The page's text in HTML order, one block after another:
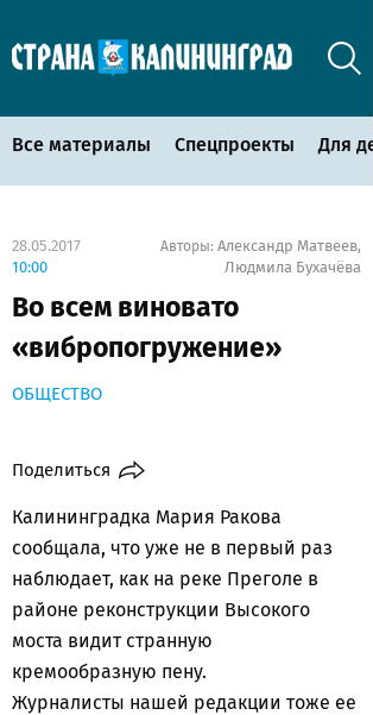
Все материалы Спецпроекты Для
28.05.2017
10:00
Авторы: Александр Матвеев,
Людмила Бухачёва
Во всем виновато
«вибропогружение»
ОБЩЕСТВО
Поделиться
Калининградка Мария Ракова
сообщала, что уже не в первый раз
наблюдает, как на реке Преголе в
районе реконструкции Высокого
моста видит странную
кремообразную пену.
Журналисты нашей редакции тоже ее